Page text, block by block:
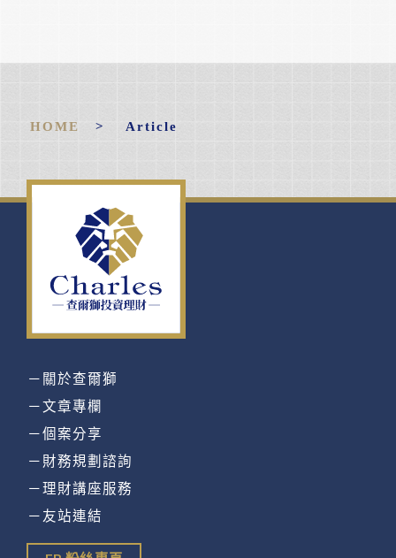
HOME > Article
－關於查爾獅
－文章專欄
－個案分享
－財務規劃諮詢
－理財講座服務
－友站連結